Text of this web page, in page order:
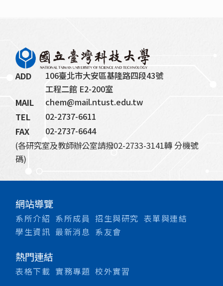
ADD
106臺北市大安區基隆路四段43號
工程二館 E2-200室
MAIL
chem@mail.ntust.edu.tw
TEL
02-2737-6611
FAX
02-2737-6644
(各研究室及教師辦公室請撥02-2733-3141轉 分機號
碼)
網站導覽
系所介紹 系所成員 招生與研究 表單與連結
學生資訊 最新消息 系友會
熱門連結
表格下載 實務專題 校外實習